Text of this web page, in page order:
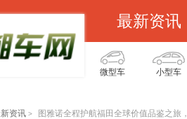
最新资讯
微型车 小型车
资讯 > 图雅诺全程护航福田全球价值品鉴之旅